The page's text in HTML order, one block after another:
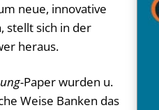
neue, innovative
stellt sich in der
heraus.
Paper wurden u.
Weise Banken das